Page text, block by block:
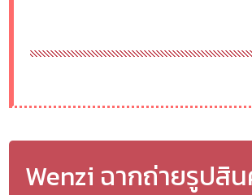
Wenzi ฉากถ่ายรูปสิ